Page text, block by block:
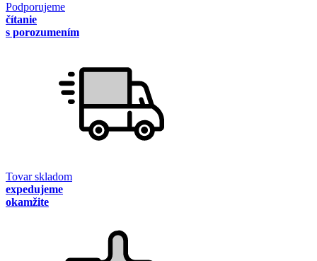
Podporujeme
čítanie
s porozumením
Tovar skladom
expedujeme
okamžite